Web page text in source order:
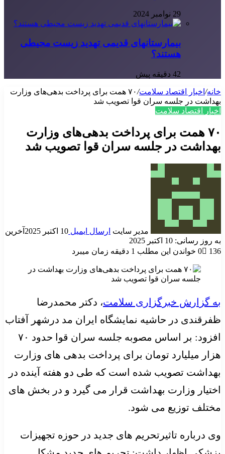
29 نوامبر 2024
بیمارستانهای قدیمی تهدید زیست محیطی
هستند؟
42 دقیقه پیش
خانه/ اخبار اقتصاد سلامت/
۷۰ همت برای پرداخت بدهی‌های وزارت
بهداشت در جلسه سران قوا تصویب شد
اخبار اقتصاد سلامت
۷۰ همت برای پرداخت بدهی‌های وزارت
بهداشت در جلسه سران قوا تصویب شد
مدیر سایت ارسال ایمیل 10 اکتبر 2025
آخرین
به روز رسانی: 10 اکتبر 2025
0
136 خواندن این مطلب 1 دقیقه زمان میبرد
به گزارش خبرگزاری سلامت، دکتر محمدرضا
ظفرقندی در حاشیه نمایشگاه ایران مد درشهر آفتاب
افزود: بر اساس مصوبه جلسه سران قوا حدود ۷۰
هزار میلیارد تومان برای پرداخت بدهی های وزارت
بهداشت تصویب شده است که طی دو هفته آینده در
اختیار وزارت بهداشت قرار می گیرد و در بخش های
مختلف توزیع می شود.
وی درباره تاثیرتحریم های جدید در حوزه تجهیزات